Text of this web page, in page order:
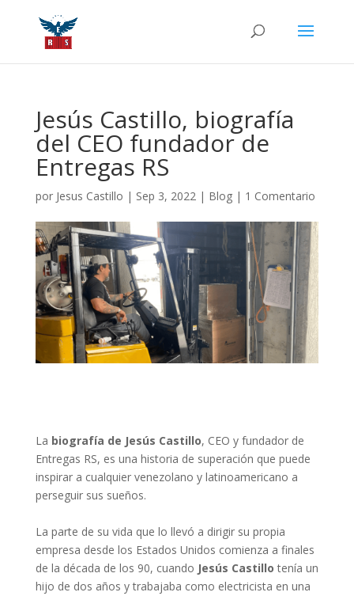
Jesús Castillo, biografía
del CEO fundador de
Entregas RS
por Jesus Castillo | Sep 3, 2022| Blog| 1 Comentario
La biografía de Jesús Castillo, CEO y fundador de
Entregas RS, es una historia de superación que puede
inspirar a cualquier venezolano y latinoamericano a
perseguir sus sueños.
La parte de su vida que lo llevó a dirigir su propia
empresa desde los Estados Unidos comienza a finales
de la década de los 90, cuando Jesús Castillo tenía un
hijo de dos años y trabajaba como electricista en una